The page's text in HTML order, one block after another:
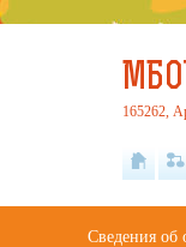
165262,
Сведения об